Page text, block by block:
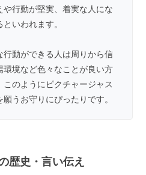
行動が堅実、着実な人にな
いわれます。
動ができる人は周りから信
環境など色々なことが良い方
のようにピクチャージャス
うお守りにぴったりです。
歴史・言い伝え